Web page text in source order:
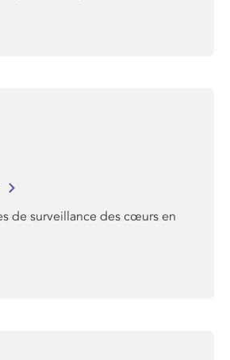
de surveillance des cœurs en